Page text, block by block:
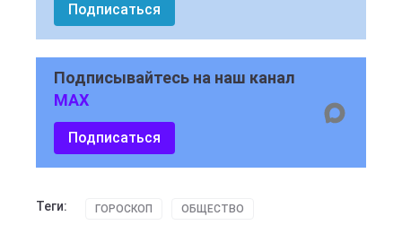
Подписаться
Подписывайтесь на наш канал
MAX
Подписаться
Теги: ГОРОСКОП ОБЩЕСТВО